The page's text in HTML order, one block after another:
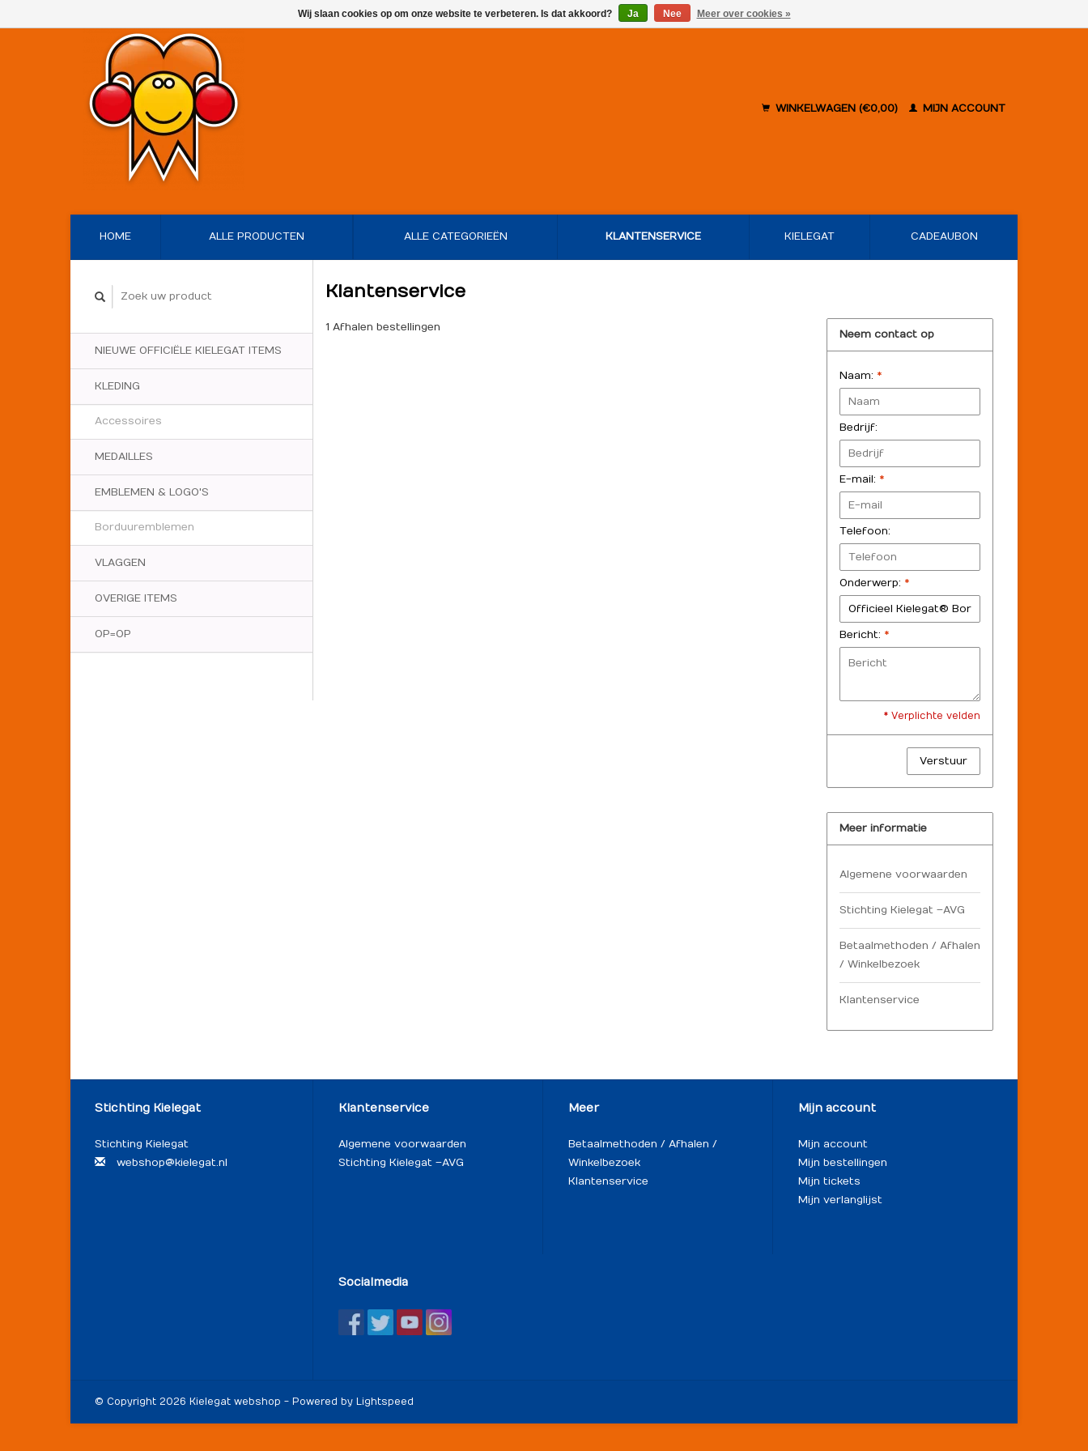
WINKELWAGEN (€0,00) MIJN ACCOUNT
HOME ALLE PRODUCTEN ALLE CATEGORIEËN KLANTENSERVICE KIELEGAT CADEAUBON
NIEUWE OFFICIËLE KIELEGAT ITEMS
KLEDING
Accessoires
MEDAILLES
EMBLEMEN & LOGO'S
Borduuremblemen
VLAGGEN
OVERIGE ITEMS
OP=OP
Klantenservice
1 Afhalen bestellingen
Neem contact op
Naam: *
Bedrijf:
E-mail: *
Telefoon:
Onderwerp: *
Bericht: *
* Verplichte velden
Verstuur
Meer informatie
Algemene voorwaarden
Stichting Kielegat – AVG
Betaalmethoden / Afhalen
/ Winkelbezoek
Klantenservice
Stichting Kielegat
Stichting Kielegat
webshop@kielegat.nl
Klantenservice
Algemene voorwaarden
Stichting Kielegat – AVG
Meer
Betaalmethoden / Afhalen /
Winkelbezoek
Klantenservice
Mijn account
Mijn account
Mijn bestellingen
Mijn tickets
Mijn verlanglijst
Socialmedia
© Copyright 2026 Kielegat webshop - Powered by Lightspeed
Wij slaan cookies op om onze website te verbeteren. Is dat akkoord? Ja Nee Meer over cookies »